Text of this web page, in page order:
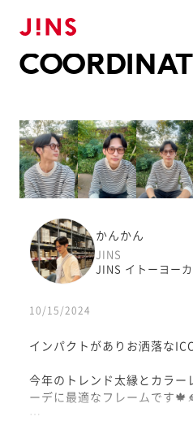
かんかん
JINS
JINS イトーヨー
10/15/2024
インパクトがありお洒落な
今年のトレンド太縁とカラー
ーデに最適なフレームです